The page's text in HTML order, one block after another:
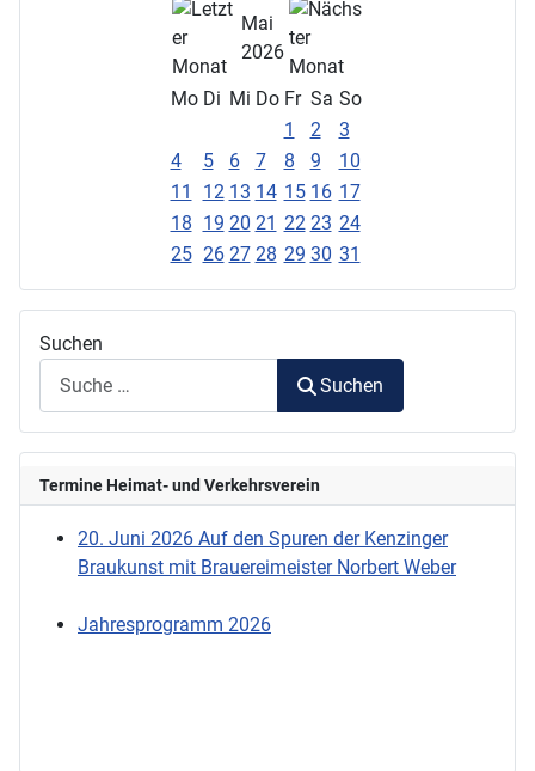
Mai
2026
Mo Di Mi Do Fr Sa So
1
2
3
4
5 6 7 8 9
10
11
12 13 14 15 16 17
18 19 20 21 22 23 24
25 26 27 28 29 30 31
Suchen
Suchen
Termine Heimat- und Verkehrsverein
20. Juni 2026 Auf den Spuren der Kenzinger
Braukunst mit Brauereimeister Norbert Weber
Jahresprogramm 2026